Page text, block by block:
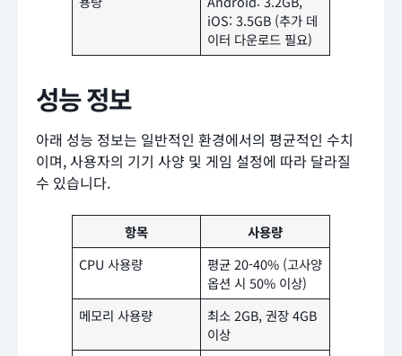
iOS: 3.5GB (추가 데
이터 다운로드 필요)
성능 정보
아래 성능 정보는 일반적인 환경에서의 평균적인 수치
이며, 사용자의 기기 사양 및 게임 설정에 따라 달라질
수 있습니다.
항목
사용량
CPU 사용량
평균 20-40% (고사양
옵션 시 50% 이상)
메모리 사용량
최소 2GB, 권장 4GB
이상